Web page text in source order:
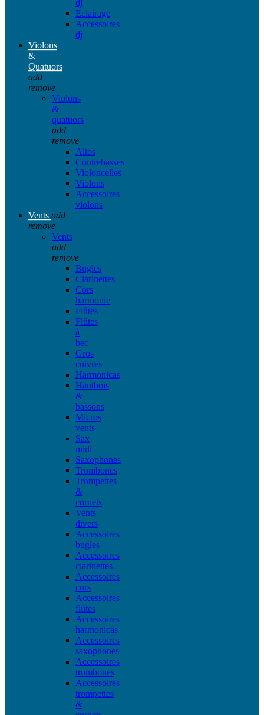
dj
Eclairage
Accessoires
dj
Violons
&
Quatuors
add
remove
Violons
&
quatuors
add
remove
Altos
Contrebasses
Violoncelles
Violons
Accessoires
violons
Vents add
remove
Vents
add
remove
Bugles
Clarinettes
Cors
harmonie
Flûtes
Flûtes
à
bec
Gros
cuivres
Harmonicas
Hautbois
&
bassons
Micros
vents
Sax
midi
Saxophones
Trombones
Trompettes
&
cornets
Vents
divers
Accessoires
bugles
Accessoires
clarinettes
Accessoires
cors
Accessoires
flûtes
Accessoires
harmonicas
Accessoires
saxophones
Accessoires
trombones
Accessoires
trompettes
&